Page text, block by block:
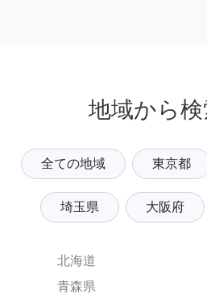
地域から
全ての地域 東京都
埼玉県 大阪府
北海道
青森県